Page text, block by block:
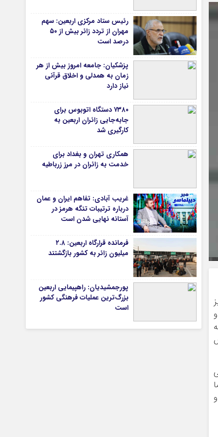
دانشگاه
آموزش و پرورش
بهداشت و درمان
سبک زندگی
حوادث، انتظامی
شهری و رفاهی
شهرداری و شورای شهر
*ماناسپهر
یادداشت روز
اطلاعیه
پیام تبریک ماناسپهر
پیوندهای سایت
رئیس ستاد مرکزی اربعین: سهم
مهران از تردد زائر بیش از ۵۰
درصد است
پزشکیان: جامعه امروز بیش از هر
زمان به همدلی و اخلاق قرآنی
نیاز دارد
۷۳۸۰ دستگاه اتوبوس برای
جابه‌جایی زائران اربعین به‌
کارگیری شد
همکاری تهران و بغداد برای
خدمت به زائران در مرز زرباطیه
غریب آبادی: تفاهم ایران و عمان
درباره ترتیبات تنگه هرمز در
آستانه نهایی شدن است
فرمانده قرارگاه اربعین: ۲.۸
میلیون زائر به کشور بازگشتند
پورجمشیدیان: راهپیمایی اربعین
بزرگ‌ترین عملیات فرهنگی کشور
است